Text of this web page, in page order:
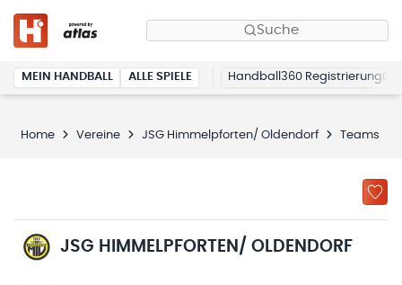
Suche
MEIN HANDBALL ALLE SPIELE Handball360 Registrierung
Home Vereine JSG Himmelpforten/ Oldendorf Teams
JSG HIMMELPFORTEN/ OLDENDORF